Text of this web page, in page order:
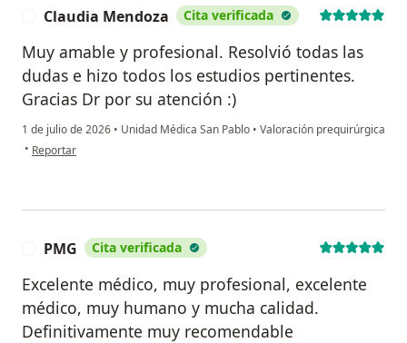
Claudia Mendoza Cita verificada
Muy amable y profesional. Resolvió todas las
dudas e hizo todos los estudios pertinentes.
Gracias Dr por su atención :)
1 de julio de 2026 • Unidad Médica San Pablo • Valoración prequirúrgica
• en opinión del usuario Claudia Mendoza
Reportar
PMG Cita verificada
Excelente médico, muy profesional, excelente
médico, muy humano y mucha calidad.
Definitivamente muy recomendable